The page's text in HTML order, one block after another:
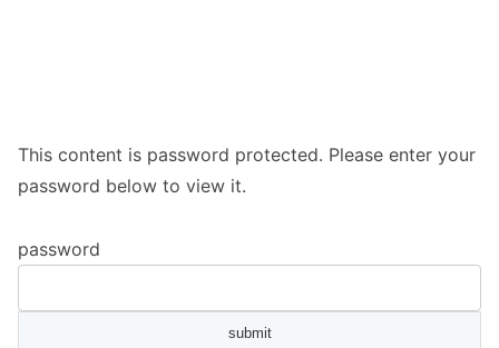
This content is password protected. Please enter your
password below to view it.
password